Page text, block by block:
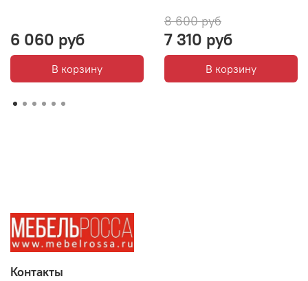
6 060 руб
В корзину
8 600 руб
7 310 руб
В корзину
Контакты